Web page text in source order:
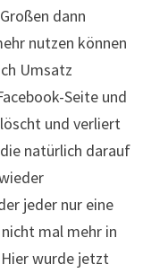
dann
nutzen können
Umsatz
Seite und
und verliert
natürlich darauf
jeder nur eine
mal mehr in
wurde jetzt